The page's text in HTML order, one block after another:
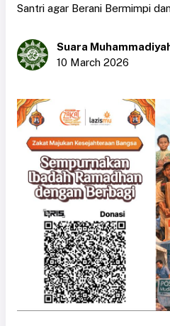
Santri agar Berani Bermimpi
Suara
10 March 2026